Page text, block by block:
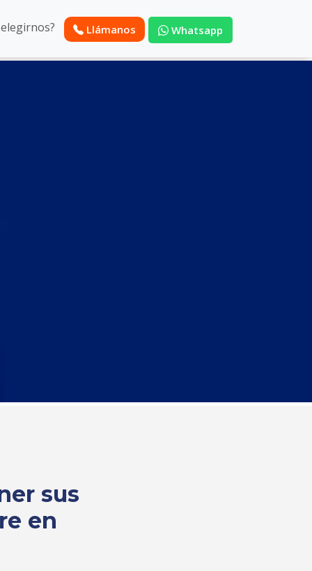
Llámanos Whatsapp
sus
en